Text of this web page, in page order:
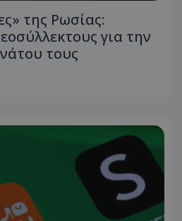
της Ρωσίας:
για την
τους